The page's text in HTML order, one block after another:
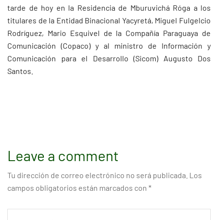
tarde de hoy en la Residencia de Mburuvichá Róga a los
titulares de la Entidad Binacional Yacyretá, Miguel Fulgelcio
Rodríguez, Mario Esquivel de la Compañía Paraguaya de
Comunicación (Copaco) y al ministro de Información y
Comunicación para el Desarrollo (Sicom) Augusto Dos
Santos.
Leave a comment
Tu dirección de correo electrónico no será publicada. Los
campos obligatorios están marcados con *